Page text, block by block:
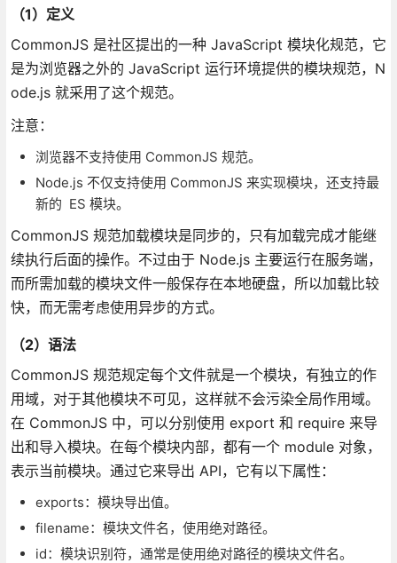
（1）定义
CommonJS 是社区提出的一种 JavaScript 模块化规范，它
是为浏览器之外的 JavaScript 运行环境提供的模块规范，N
ode.js 就采用了这个规范。
注意：
浏览器不支持使用 CommonJS 规范。
Node.js 不仅支持使用 CommonJS 来实现模块，还支持最
新的 ES 模块。
CommonJS 规范加载模块是同步的，只有加载完成才能继
续执行后面的操作。不过由于 Node.js 主要运行在服务端，
而所需加载的模块文件一般保存在本地硬盘，所以加载比较
快，而无需考虑使用异步的方式。
（2）语法
CommonJS 规范规定每个文件就是一个模块，有独立的作
用域，对于其他模块不可见，这样就不会污染全局作用域。
在 CommonJS 中，可以分别使用 export 和 require 来导
出和导入模块。在每个模块内部，都有一个 module 对象，
表示当前模块。通过它来导出 API，它有以下属性：
exports：模块导出值。
filename：模块文件名，使用绝对路径。
id：模块识别符，通常是使用绝对路径的模块文件名。